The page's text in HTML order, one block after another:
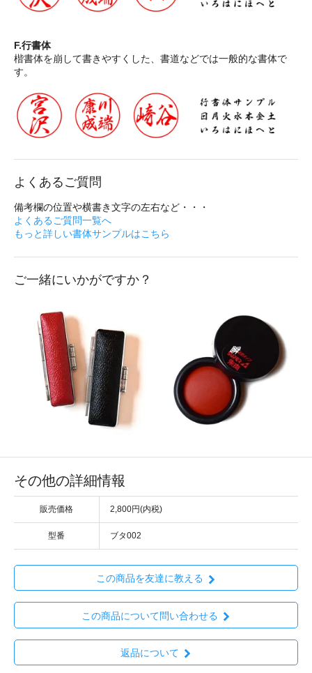
F.行書体
楷書体を崩して書きやすくした、書道などでは一般的な書体で
す。
よくあるご質問
備考欄の位置や横書き文字の左右など・・・
よくあるご質問一覧へ
もっと詳しい書体サンプルはこちら
ご一緒にいかがですか？
その他の詳細情報
販売価格 2,800円(内税)
型番 ブタ002
この商品を友達に教える
この商品について問い合わせる
返品について